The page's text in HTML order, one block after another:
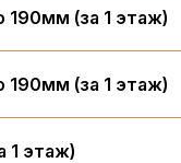
190мм (за 1 этаж)
190мм (за 1 этаж)
1 этаж)